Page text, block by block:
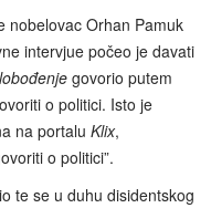
nobelovac Orhan Pamuk
intervjue počeo je davati
govorio putem
o politici. Isto je
na portalu Klix,
o politici”.
te se u duhu disidentskog